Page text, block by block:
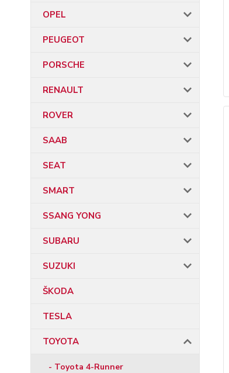
OPEL
PEUGEOT
PORSCHE
RENAULT
ROVER
SAAB
SEAT
SMART
SSANG YONG
SUBARU
SUZUKI
ŠKODA
TESLA
TOYOTA
- Toyota 4-Runner